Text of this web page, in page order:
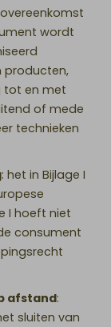
wordt
producten,
tot en met
of mede
technieken
: het in Bijlage I
I hoeft niet
consument
afstand:
sluiten van